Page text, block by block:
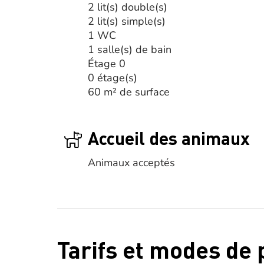
2 lit(s) double(s)
2 lit(s) simple(s)
1 WC
1 salle(s) de bain
Étage 0
0 étage(s)
60 m² de surface
Accueil des animaux
Animaux acceptés
Tarifs et modes de